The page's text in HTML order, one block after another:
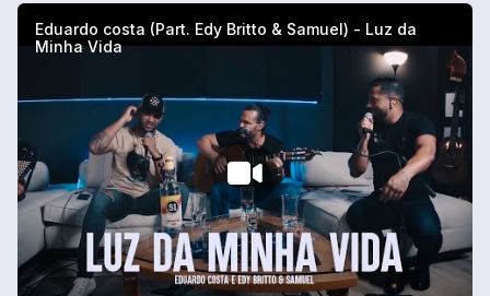
Eduardo costa (Part. Edy Britto & Samuel) - Luz da
Minha Vida